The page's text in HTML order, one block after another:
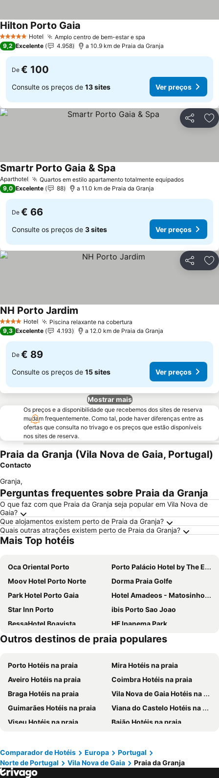
5 Estrelas Hotel Amplo centro de bem-estar e spa
Hilton Porto Gaia
9,2 Excelente 4.958 a 10.9 km de Praia da Granja
De € 100
Consulte os preços de 13 sites Ver preços
Partilhar
Aparthotel Quartos em estilo apartamento totalmente equipadosVer
Smartr Porto Gaia & Spa
9,0 Excelente 88 a 11.0 km de Praia da Granja
De € 66
Consulte os preços de 3 sites Ver preços
Partilhar
4 EstrelasHotel Piscina relaxante na cobertura
NH Porto Jardim
9,3 Excelente 4.193 a 12.0 km de Praia da Granja
De € 89
Consulte os preços de 15 sites Ver preços
Mostrar mais
Os preços e a disponibilidade que recebemos dos sites de reserva
mudam frequentemente. Como tal, pode haver diferenças entre as
ofertas que consulta no trivago e os preços que estão disponíveis
nos sites de reserva.
Praia da Granja (Vila Nova de Gaia, Portugal)
Contacto
Granja,
Perguntas frequentes sobre Praia da Granja
O que faz com que Praia da Granja seja popular em Vila Nova de
Gaia?
Que alojamentos existem perto de Praia da Granja?
Quais outras atrações existem perto de Praia da Granja?
Mais Top hotéis
Oca Oriental Porto
Porto Palácio Hotel by The Editory
Moov Hotel Porto Norte
Dorma Praia Golfe
Park Hotel Porto Gaia
Hotel Amadeos - Matosinhos - Porto
Star Inn Porto
ibis Porto Sao Joao
BessaHotel Boavista
HF Ipanema Park
HF Tuela Porto
Hotel Solverde Spa & Wellness Center
Axis Porto Business & Spa Hotel
Sheraton Porto Hotel & Spa
ibis Porto Sul Europarque
Vincci Porto
Portus Cale Hotel
Holiday Inn Porto - Gaia By Ihg
The Log Porto Hotel by Piamonte Hotels
Moov Hotel Porto Centro
ibis budget Porto Gaia
Hotel da Musica
HF Ipanema Porto
Pestana Douro Riverside
Eurostars Oporto
Vila Galé Porto
Outros destinos de praia populares
Porto Hotéis na praia
Mira Hotéis na praia
Aveiro Hotéis na praia
Coimbra Hotéis na praia
Braga Hotéis na praia
Vila Nova de Gaia Hotéis na praia
Guimarães Hotéis na praia
Viana do Castelo Hotéis na praia
Viseu Hotéis na praia
Baião Hotéis na praia
Peneda-Gerês Hotéis na praia São Pedro do Sul Hotéis na praia
Matosinhos Hotéis na praia
Ílhavo Hotéis na praia
Comparador de Hotéis Europa
Portugal
Norte de Portugal
Vila Nova de Gaia Praia da Granja